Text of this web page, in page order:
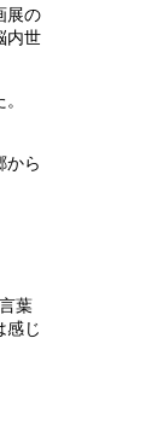
展の
内世
から
葉
感じ